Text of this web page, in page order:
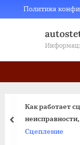
to
Политика
Как работает
Сцепление
пред